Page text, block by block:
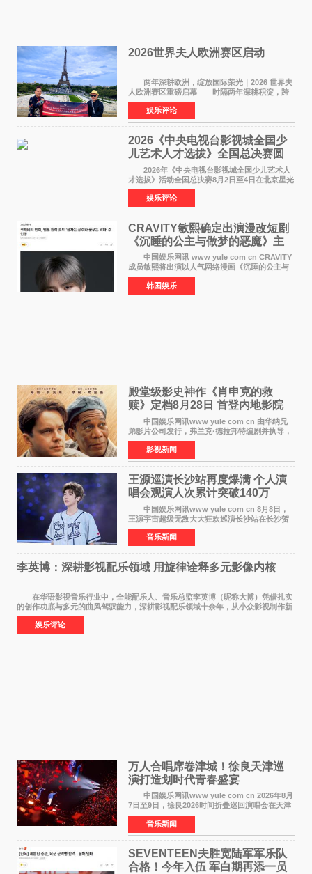
2026世界夫人欧洲赛区启动
两年深耕欧洲，绽放国际荣光｜2026 世界夫
人欧洲赛区重磅启幕 时隔两年深耕积淀，跨
越多国文化游学！伴随着国际影响力持续攀升，
2026 世界夫人欧洲赛区正式全面启动。本次赛区
落地，是世
娱乐评论
2026《中央电视台影视城全国少
儿艺术人才选拔》全国总决赛圆
满落幕
2026年《中央电视台影视城全国少儿艺术人
才选拔》活动全国总决赛8月2日至4日在北京星光
影视园成功举办！ 活动于8月2日迎来全国总
决赛的盛大开幕。一年一度的该项活动依然延续
着经典的四大板
娱乐评论
CRAVITY敏熙确定出演漫改短剧
《沉睡的公主与做梦的恶魔》主
人公
中国娱乐网讯 www yule com cn CRAVITY
成员敏熙将出演以人气网络漫画《沉睡的公主与
做梦的恶魔》为原作的短剧，担任主人公。
该短剧讲述了一直照顾陷入沉睡状态女友的吴
敏，在夜空中看
韩国娱乐
殿堂级影史神作《肖申克的救
赎》定档8月28日 首登内地影院
中国娱乐网讯www yule com cn 由华纳兄
弟影片公司发行，弗兰克·德拉邦特编剧并执导，
蒂姆·罗宾斯、摩根·弗里曼主演的影史传世经典
《肖申克的救赎》（The Shawshank
Redemption）今日发布
影视新闻
王源巡演长沙站再度爆满 个人演
唱会观演人次累计突破140万
中国娱乐网讯www yule com cn 8月8日，
王源宇宙超级无敌大大狂欢巡演长沙站在长沙贺
龙体育场唱响，这也是王源个人巡演首次登陆长
沙。十年前，王源曾在这座熟悉的城市举办16岁
生日会，从当初的
音乐新闻
李英博：深耕影视配乐领域 用旋律诠释多元影像内核
在华语影视音乐行业中，全能配乐人、音乐总监李英博（昵称大博）凭借扎实
的创作功底与多元的曲风驾驭能力，深耕影视配乐领域十余年，从小众影视制作新
人成长为横跨主旋律电影、动画番剧、网剧
娱乐评论
万人合唱席卷津城！徐良天津巡
演打造划时代青春盛宴
中国娱乐网讯www yule com cn 2026年8月
7日至9日，徐良2026时间折叠巡回演唱会在天津
连续举办三场演出。整场演出凭借扎实的音乐内
容、有温度的舞台叙事与充满巧思的现场设计，
为天津本地及专
音乐新闻
SEVENTEEN夫胜宽陆军军乐队
合格！今年入伍 军白期再添一员